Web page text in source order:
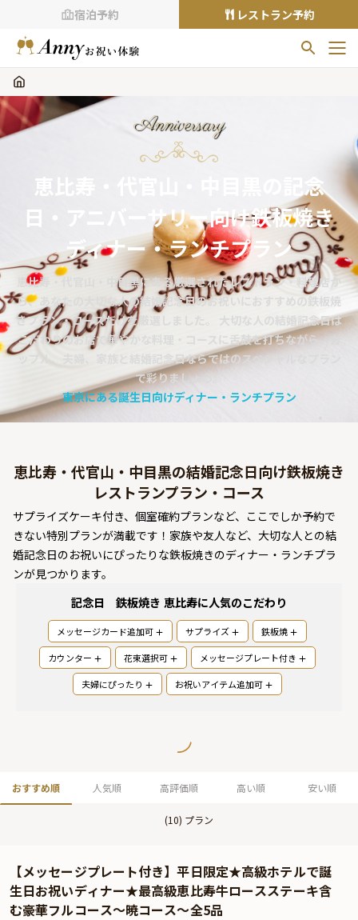
宿泊予約 レストラン予約
をクリックすることで
お気に入りに追加できます。
閲覧履歴
閲覧履歴はありません
過去に見たお店が最大10件まで表示されます。
10件を超えると、古いものから順に削除されます。
TOP
Annyお祝い体験について
Annyお祝いアイテムについて
お問い合わせ
Anniversary
恵比寿・代官山・中目黒の記念
日・アニバーサリー向け鉄板焼き
ディナー・ランチプラン
恵比寿・代官山・中目黒にある厳選されたレストラン・料理店か
ら、あなたの大切な人の結婚記念日のお祝いにおすすめの鉄板焼
きプラン・コースだけを厳選しました。 大切な人の結婚記念日は
こだわりのお店で華やかな料理・コースに舌鼓を打ちながら、カ
ップル、夫婦、家族と結婚記念日ならではのスペシャルなプラン
で彩りましょう。
東京にある誕生日向けディナー・ランチプラン
恵比寿・代官山・中目黒の結婚記念日向け鉄板焼き
レストランプラン・コース
サプライズケーキ付き、個室確約プランなど、ここでしか予約で
きない特別プランが満載です！家族や友人など、大切な人との結
婚記念日のお祝いにぴったりな鉄板焼きのディナー・ランチプラ
ンが見つかります。
記念日 鉄板焼き 恵比寿に人気のこだわり
メッセージカード追加可 サプライズ 鉄板焼
カウンター 花束選択可 メッセージプレート付き
夫婦にぴったり お祝いアイテム追加可
おすすめ順 人気順 高評価順 高い順 安い順
(10) プラン
【メッセージプレート付き】平日限定★高級ホテルで誕
生日お祝いディナー★最高級恵比寿牛ロースステーキ含
む豪華フルコース～暁コース～全5品